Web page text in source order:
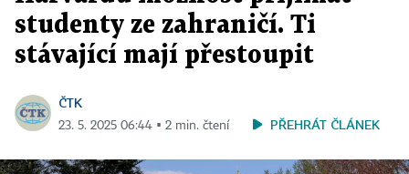
studenty ze zahraničí. Ti
stávající mají přestoupit
ČTK
23. 5. 2025 06:44 ▪ 2 min. čtení PŘEHRÁT ČLÁNEK